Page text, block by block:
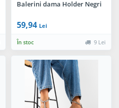
Balerini dama Holder Negri
59,94 Lei
În stoc 9 Lei